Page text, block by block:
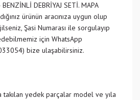
DEBRİYAJ SETİ. MAPA
ürünün aracınıza uygun olup
Şasi Numarası ile sorgulayıp
için WhatsApp
bize ulaşabilirsiniz.
takılan yedek parçalar model ve yıla